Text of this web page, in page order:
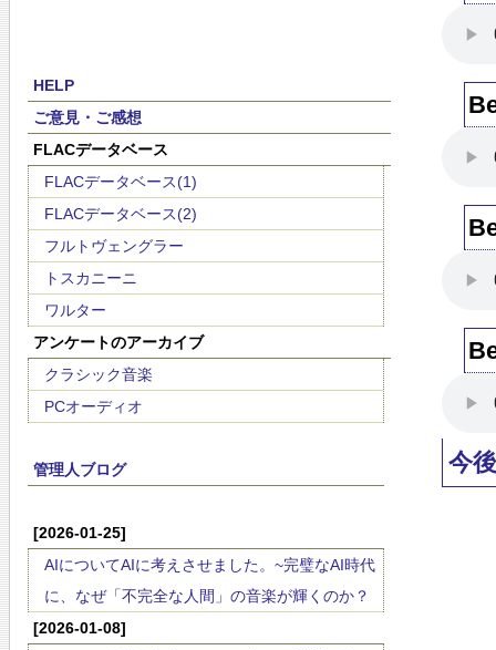
HELP
ご意見・ご感想
FLACデータベース
FLACデータベース(1)
FLACデータベース(2)
フルトヴェングラー
トスカニーニ
ワルター
アンケートのアーカイブ
クラシック音楽
PCオーディオ
管理人ブログ
[2026-01-25]
AIについてAIに考えさせました。~完璧なAI時代
に、なぜ「不完全な人間」の音楽が輝くのか？
[2026-01-08]
今